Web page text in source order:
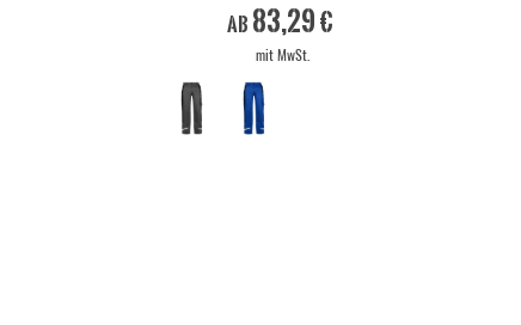
ab 83,29 €
mit MwSt.